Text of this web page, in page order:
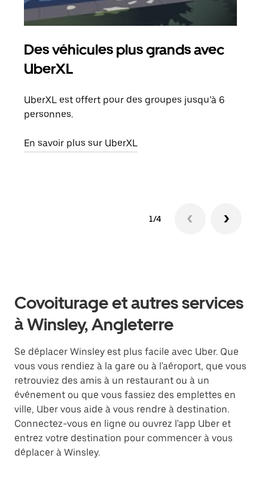
Des véhicules plus grands avec
UberXL
UberXL est offert pour des groupes jusqu’à 6
personnes.
En savoir plus sur UberXL
1/4
Covoiturage et autres services
à Winsley, Angleterre
Se déplacer Winsley est plus facile avec Uber. Que
vous vous rendiez à la gare ou à l'aéroport, que vous
retrouviez des amis à un restaurant ou à un
événement ou que vous fassiez des emplettes en
ville, Uber vous aide à vous rendre à destination.
Connectez-vous en ligne ou ouvrez l'app Uber et
entrez votre destination pour commencer à vous
déplacer à Winsley.